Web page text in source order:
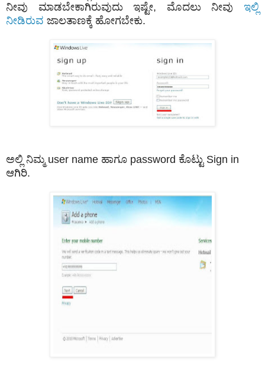
ನೀವು ಮಾಡಬೇಕಾಗಿರುವುದು ಇಷ್ಟೇ, ಮೊದಲು ನೀವು
ಇಲ್ಲಿ
ನೀಡಿರುವ ಜಾಲತಾಣಕ್ಕೆ ಹೋಗಬೇಕು.
ಅಲ್ಲಿ ನಿಮ್ಮ user name ಹಾಗೂ password ಕೊಟ್ಟು Sign in
ಆಗಿರಿ.